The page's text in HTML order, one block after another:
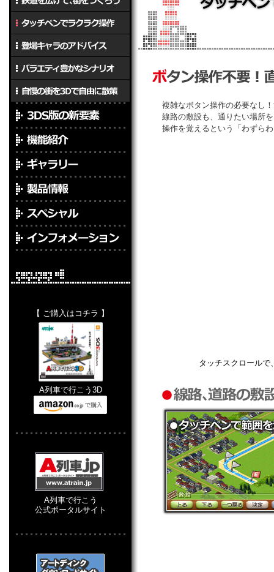
【 ご購入はコチラ 】
A列車で行こう3D
A列車で行こう
公式ポータルサイト
複雑なボタン操作の必要なし
線路の敷設も、通りたい場所
操作を覚えるという「わずら
タッチスクロールで